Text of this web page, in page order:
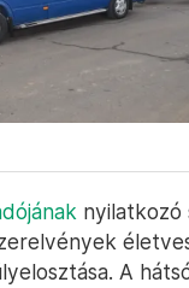
nyilatkozó
A